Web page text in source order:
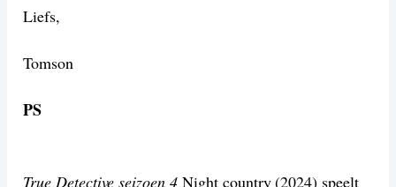
Liefs,
Tomson
PS
True Detective seizoen 4 Night country (2024) speelt